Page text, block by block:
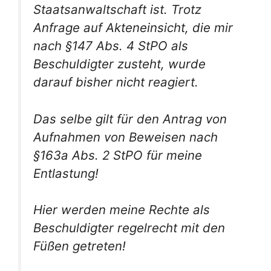
Staatsanwaltschaft ist. Trotz
Anfrage auf Akteneinsicht, die mir
nach §147 Abs. 4 StPO als
Beschuldigter zusteht, wurde
darauf bisher nicht reagiert.
Das selbe gilt für den Antrag von
Aufnahmen von Beweisen nach
§163a Abs. 2 StPO für meine
Entlastung!
Hier werden meine Rechte als
Beschuldigter regelrecht mit den
Füßen getreten!